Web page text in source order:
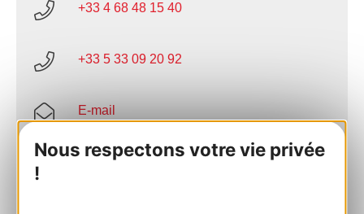
Nous respectons votre vie privée
!
+33 4 68 48 15 40
+33 5 33 09 20 92
E-mail
Site internet